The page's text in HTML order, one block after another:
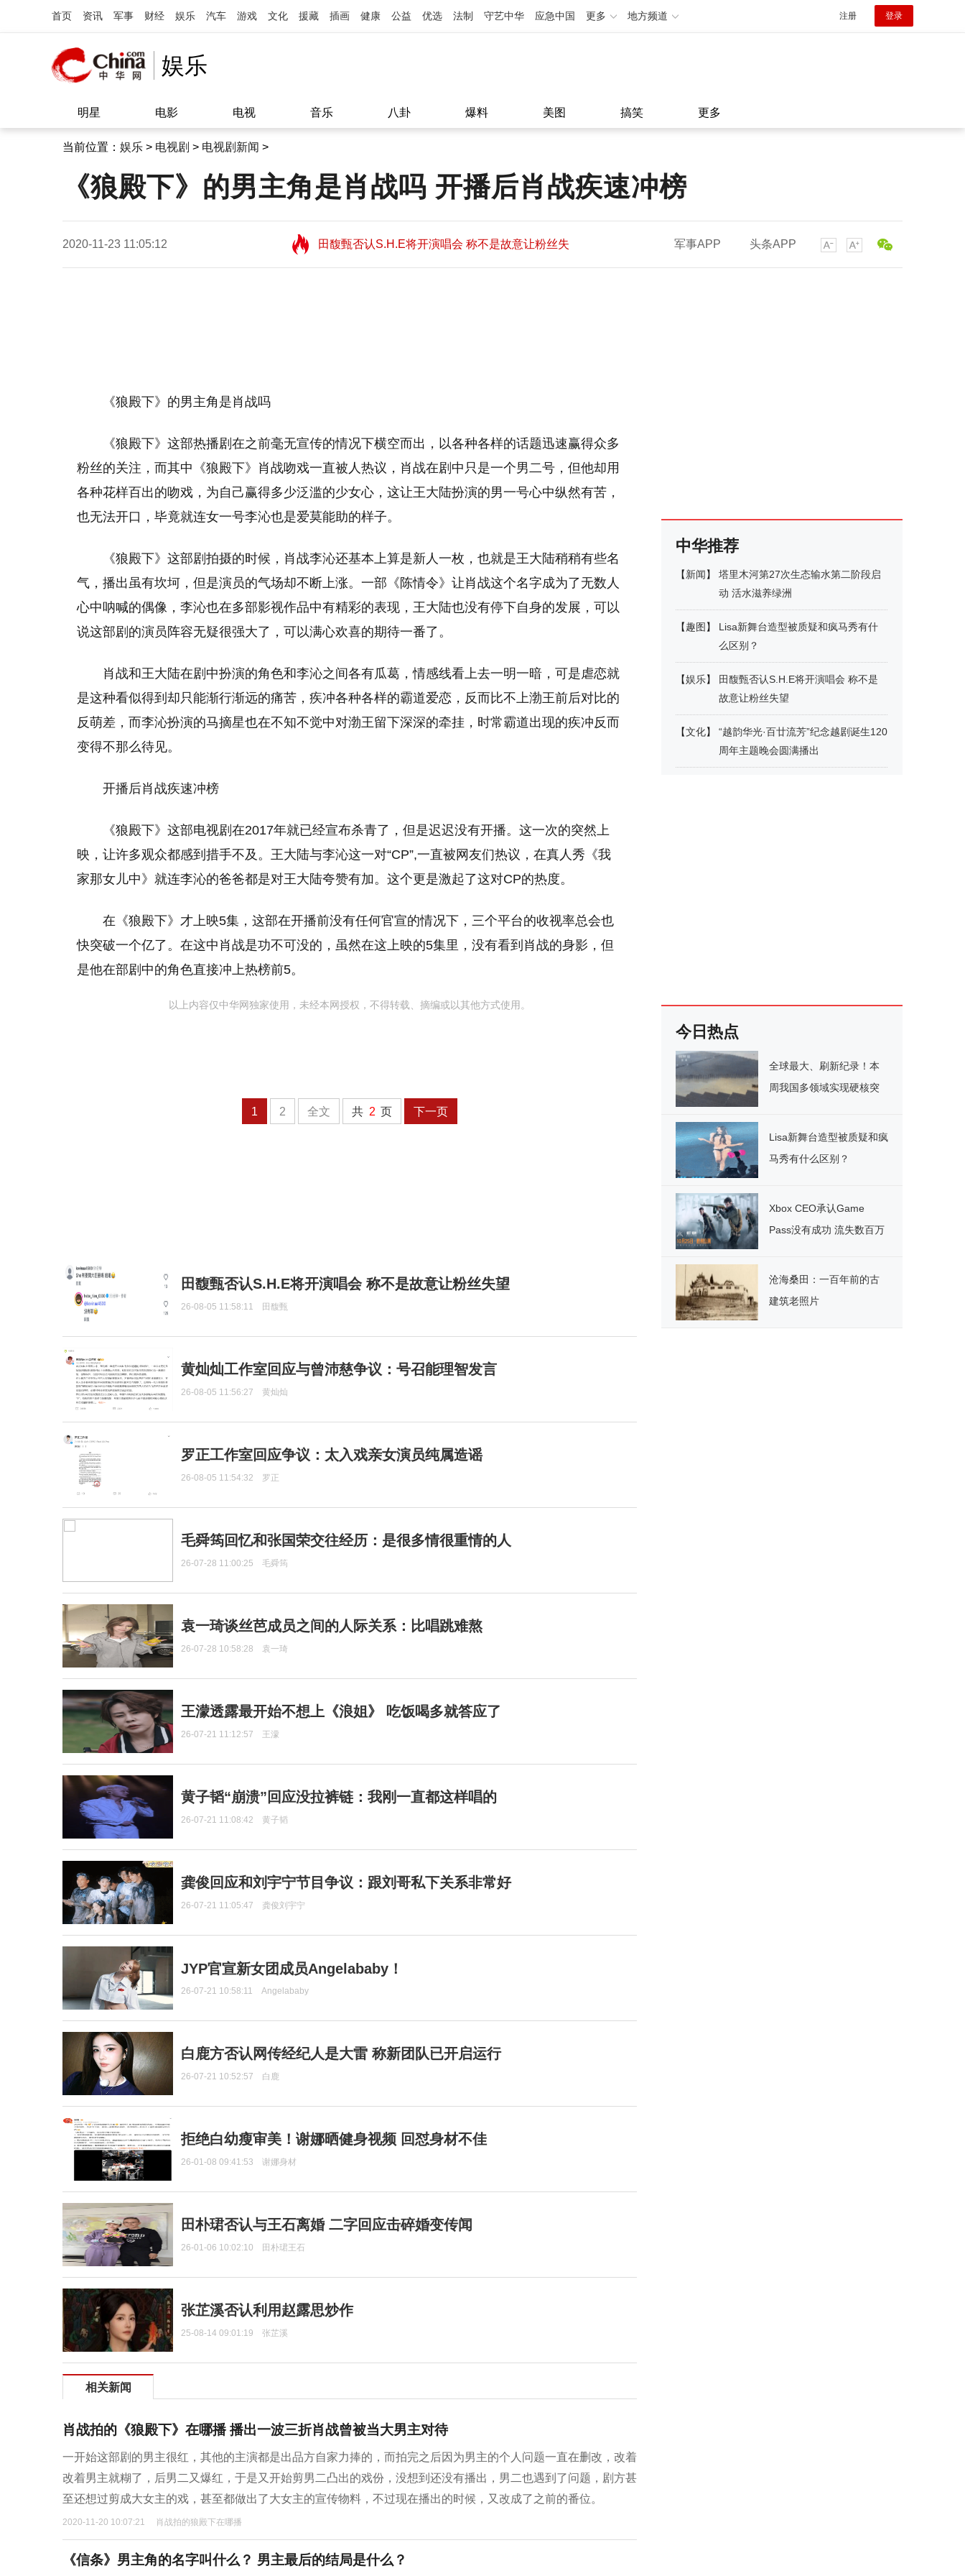
首页 资讯 军事 财经 娱乐 汽车 游戏 文化 援藏 插画 健康 公益 优选 法制 守艺中华 应急中国 更多 地方频道 注册 登录
娱乐
明星 电影 电视 音乐 八卦 爆料 美图 搞笑 更多
当前位置： 娱乐 > 电视剧 > 电视剧新闻 >
《狼殿下》的男主角是肖战吗 开播后肖战疾速冲榜
2020-11-23 11:05:12
田馥甄否认S.H.E将开演唱会 称不是故意让粉丝失
望11:08
田馥甄否认S.H.E将开演唱会 称不是故意让粉丝失
军事APP 头条APP
《狼殿下》的男主角是肖战吗
《狼殿下》这部热播剧在之前毫无宣传的情况下横空而出，以各种各样的话题迅速赢得众多
粉丝的关注，而其中《狼殿下》肖战吻戏一直被人热议，肖战在剧中只是一个男二号，但他却用
各种花样百出的吻戏，为自己赢得多少泛滥的少女心，这让王大陆扮演的男一号心中纵然有苦，
也无法开口，毕竟就连女一号李沁也是爱莫能助的样子。
《狼殿下》这部剧拍摄的时候，肖战李沁还基本上算是新人一枚，也就是王大陆稍稍有些名
气，播出虽有坎坷，但是演员的气场却不断上涨。一部《陈情令》让肖战这个名字成为了无数人
心中呐喊的偶像，李沁也在多部影视作品中有精彩的表现，王大陆也没有停下自身的发展，可以
说这部剧的演员阵容无疑很强大了，可以满心欢喜的期待一番了。
肖战和王大陆在剧中扮演的角色和李沁之间各有瓜葛，情感线看上去一明一暗，可是虐恋就
是这种看似得到却只能渐行渐远的痛苦，疾冲各种各样的霸道爱恋，反而比不上渤王前后对比的
反萌差，而李沁扮演的马摘星也在不知不觉中对渤王留下深深的牵挂，时常霸道出现的疾冲反而
变得不那么待见。
开播后肖战疾速冲榜
《狼殿下》这部电视剧在2017年就已经宣布杀青了，但是迟迟没有开播。这一次的突然上
映，让许多观众都感到措手不及。王大陆与李沁这一对“CP”,一直被网友们热议，在真人秀《我
家那女儿中》就连李沁的爸爸都是对王大陆夸赞有加。这个更是激起了这对CP的热度。
在《狼殿下》才上映5集，这部在开播前没有任何官宣的情况下，三个平台的收视率总会也
快突破一个亿了。在这中肖战是功不可没的，虽然在这上映的5集里，没有看到肖战的身影，但
是他在部剧中的角色直接冲上热榜前5。
以上内容仅中华网独家使用，未经本网授权，不得转载、摘编或以其他方式使用。
1 2 全文 共 2 页 下一页
田馥甄否认S.H.E将开演唱会 称不是故意让粉丝失望
26-08-05 11:58:11 田馥甄
黄灿灿工作室回应与曾沛慈争议：号召能理智发言
26-08-05 11:56:27 黄灿灿
罗正工作室回应争议：太入戏亲女演员纯属造谣
26-08-05 11:54:32 罗正
毛舜筠回忆和张国荣交往经历：是很多情很重情的人
26-07-28 11:00:25 毛舜筠
袁一琦谈丝芭成员之间的人际关系：比唱跳难熬
26-07-28 10:58:28 袁一琦
王濛透露最开始不想上《浪姐》 吃饭喝多就答应了
26-07-21 11:12:57 王濛
黄子韬“崩溃”回应没拉裤链：我刚一直都这样唱的
26-07-21 11:08:42 黄子韬
龚俊回应和刘宇宁节目争议：跟刘哥私下关系非常好
26-07-21 11:05:47 龚俊刘宇宁
JYP官宣新女团成员Angelababy！
26-07-21 10:58:11 Angelababy
白鹿方否认网传经纪人是大雷 称新团队已开启运行
26-07-21 10:52:57 白鹿
拒绝白幼瘦审美！谢娜晒健身视频 回怼身材不佳
26-01-08 09:41:53 谢娜身材
田朴珺否认与王石离婚 二字回应击碎婚变传闻
26-01-06 10:02:10 田朴珺王石
张芷溪否认利用赵露思炒作
25-08-14 09:01:19 张芷溪
相关新闻
肖战拍的《狼殿下》在哪播 播出一波三折肖战曾被当大男主对待
一开始这部剧的男主很红，其他的主演都是出品方自家力捧的，而拍完之后因为男主的个人问题一直在删改，改着
改着男主就糊了，后男二又爆红，于是又开始剪男二凸出的戏份，没想到还没有播出，男二也遇到了问题，剧方甚
至还想过剪成大女主的戏，甚至都做出了大女主的宣传物料，不过现在播出的时候，又改成了之前的番位。
2020-11-20 10:07:21 肖战拍的狼殿下在哪播
《信条》男主角的名字叫什么？ 男主最后的结局是什么？
中华推荐
【新闻】
塔里木河第27次生态输水第二阶段启
动 活水滋养绿洲
【趣图 】
Lisa新舞台造型被质疑和疯马秀有什
么区别？
【娱乐】
田馥甄否认S.H.E将开演唱会 称不是
故意让粉丝失望
【文化】
“越韵华光·百廿流芳”纪念越剧诞生120
周年主题晚会圆满播出
今日热点
全球最大、刷新纪录！本
周我国多领域实现硬核突
Lisa新舞台造型被质疑和疯
马秀有什么区别？
Xbox CEO承认Game
Pass没有成功 流失数百万
沧海桑田：一百年前的古
建筑老照片